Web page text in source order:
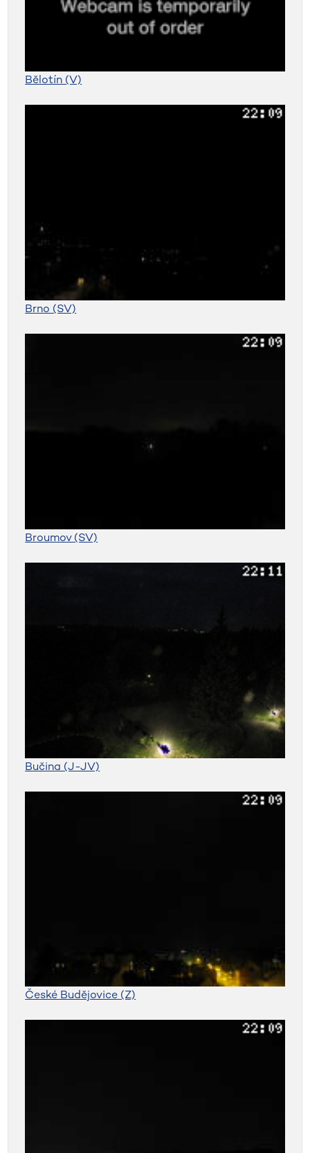
Bělotín (V)
Brno (SV)
Broumov (SV)
Bučina (J-JV)
České Budějovice (Z)